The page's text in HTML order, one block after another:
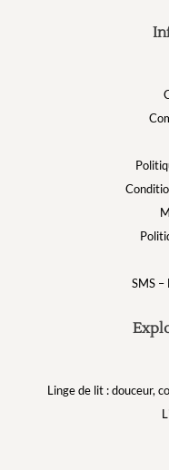
SMS –
Linge de lit : douceur,